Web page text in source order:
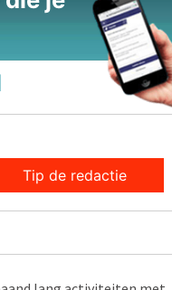
Tip de redactie